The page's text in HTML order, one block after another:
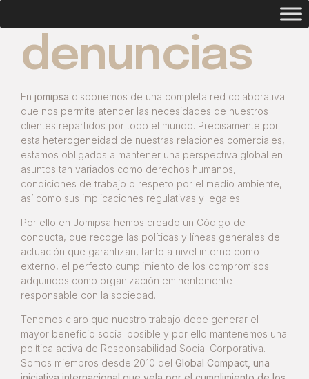
denuncias
En jomipsa disponemos de una completa red colaborativa
que nos permite atender las necesidades de nuestros
clientes repartidos por todo el mundo. Precisamente por
esta heterogeneidad de nuestras relaciones comerciales,
estamos obligados a mantener una perspectiva global en
asuntos tan variados como derechos humanos,
condiciones de trabajo o respeto por el medio ambiente,
así como sus implicaciones regulativas y legales.
Por ello en Jomipsa hemos creado un Código de
conducta, que recoge las políticas y líneas generales de
actuación que garantizan, tanto a nivel interno como
externo, el perfecto cumplimiento de los compromisos
adquiridos como organización eminentemente
responsable con la sociedad.
Tenemos claro que nuestro trabajo debe generar el
mayor beneficio social posible y por ello mantenemos una
política activa de Responsabilidad Social Corporativa.
Somos miembros desde 2010 del Global Compact, una